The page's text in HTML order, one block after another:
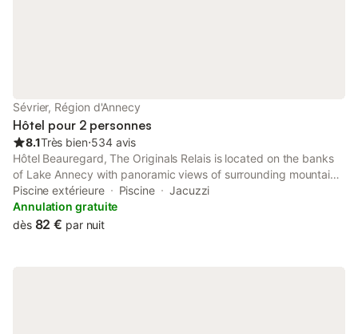
Sévrier, Région d'Annecy
Hôtel pour 2 personnes
8.1Très bien⋅534 avis
Hôtel Beauregard, The Originals Relais is located on the banks
of Lake Annecy with panoramic views of surrounding mountains.
It offers air-conditioned rooms with free WiFi and flat-screen TV.
Piscine extérieure Piscine
Jacuzzi
Annulation gratuite
dès 82 € par nuit